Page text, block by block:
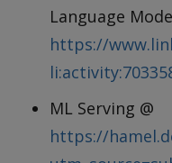
Language
https://
ML Serving @
https://